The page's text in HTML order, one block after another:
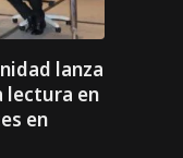
lanza
lectura en
en